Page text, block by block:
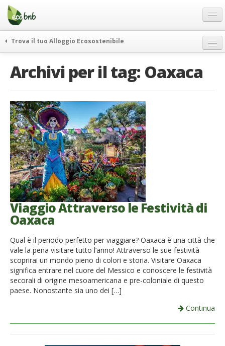
Menu
Salta
contenuto
Offerte Speciali
Regali
FAQ
Chi Siamo
Partner
Contatti
Italiano
German
English
Spanish
French
Italiano
Trova il tuo Alloggio Ecosostenibile
itinerari
vivere e viaggiare verde
news ed eventi
ecohotel
rassegna stampa
Archivi per il tag: Oaxaca
Viaggio Attraverso le Festività di
Oaxaca
Qual è il periodo perfetto per viaggiare? Oaxaca è una città che
vale la pena visitare tutto l’anno! Attraverso le sue festività
scoprirai un mondo pieno di colori e storia. Visitare Oaxaca
significa entrare nel cuore del Messico e conoscere le festività
secorali di origine mesoamericana e pre-coloniale di questo
paese. Nonostante sia uno dei […]
Continua